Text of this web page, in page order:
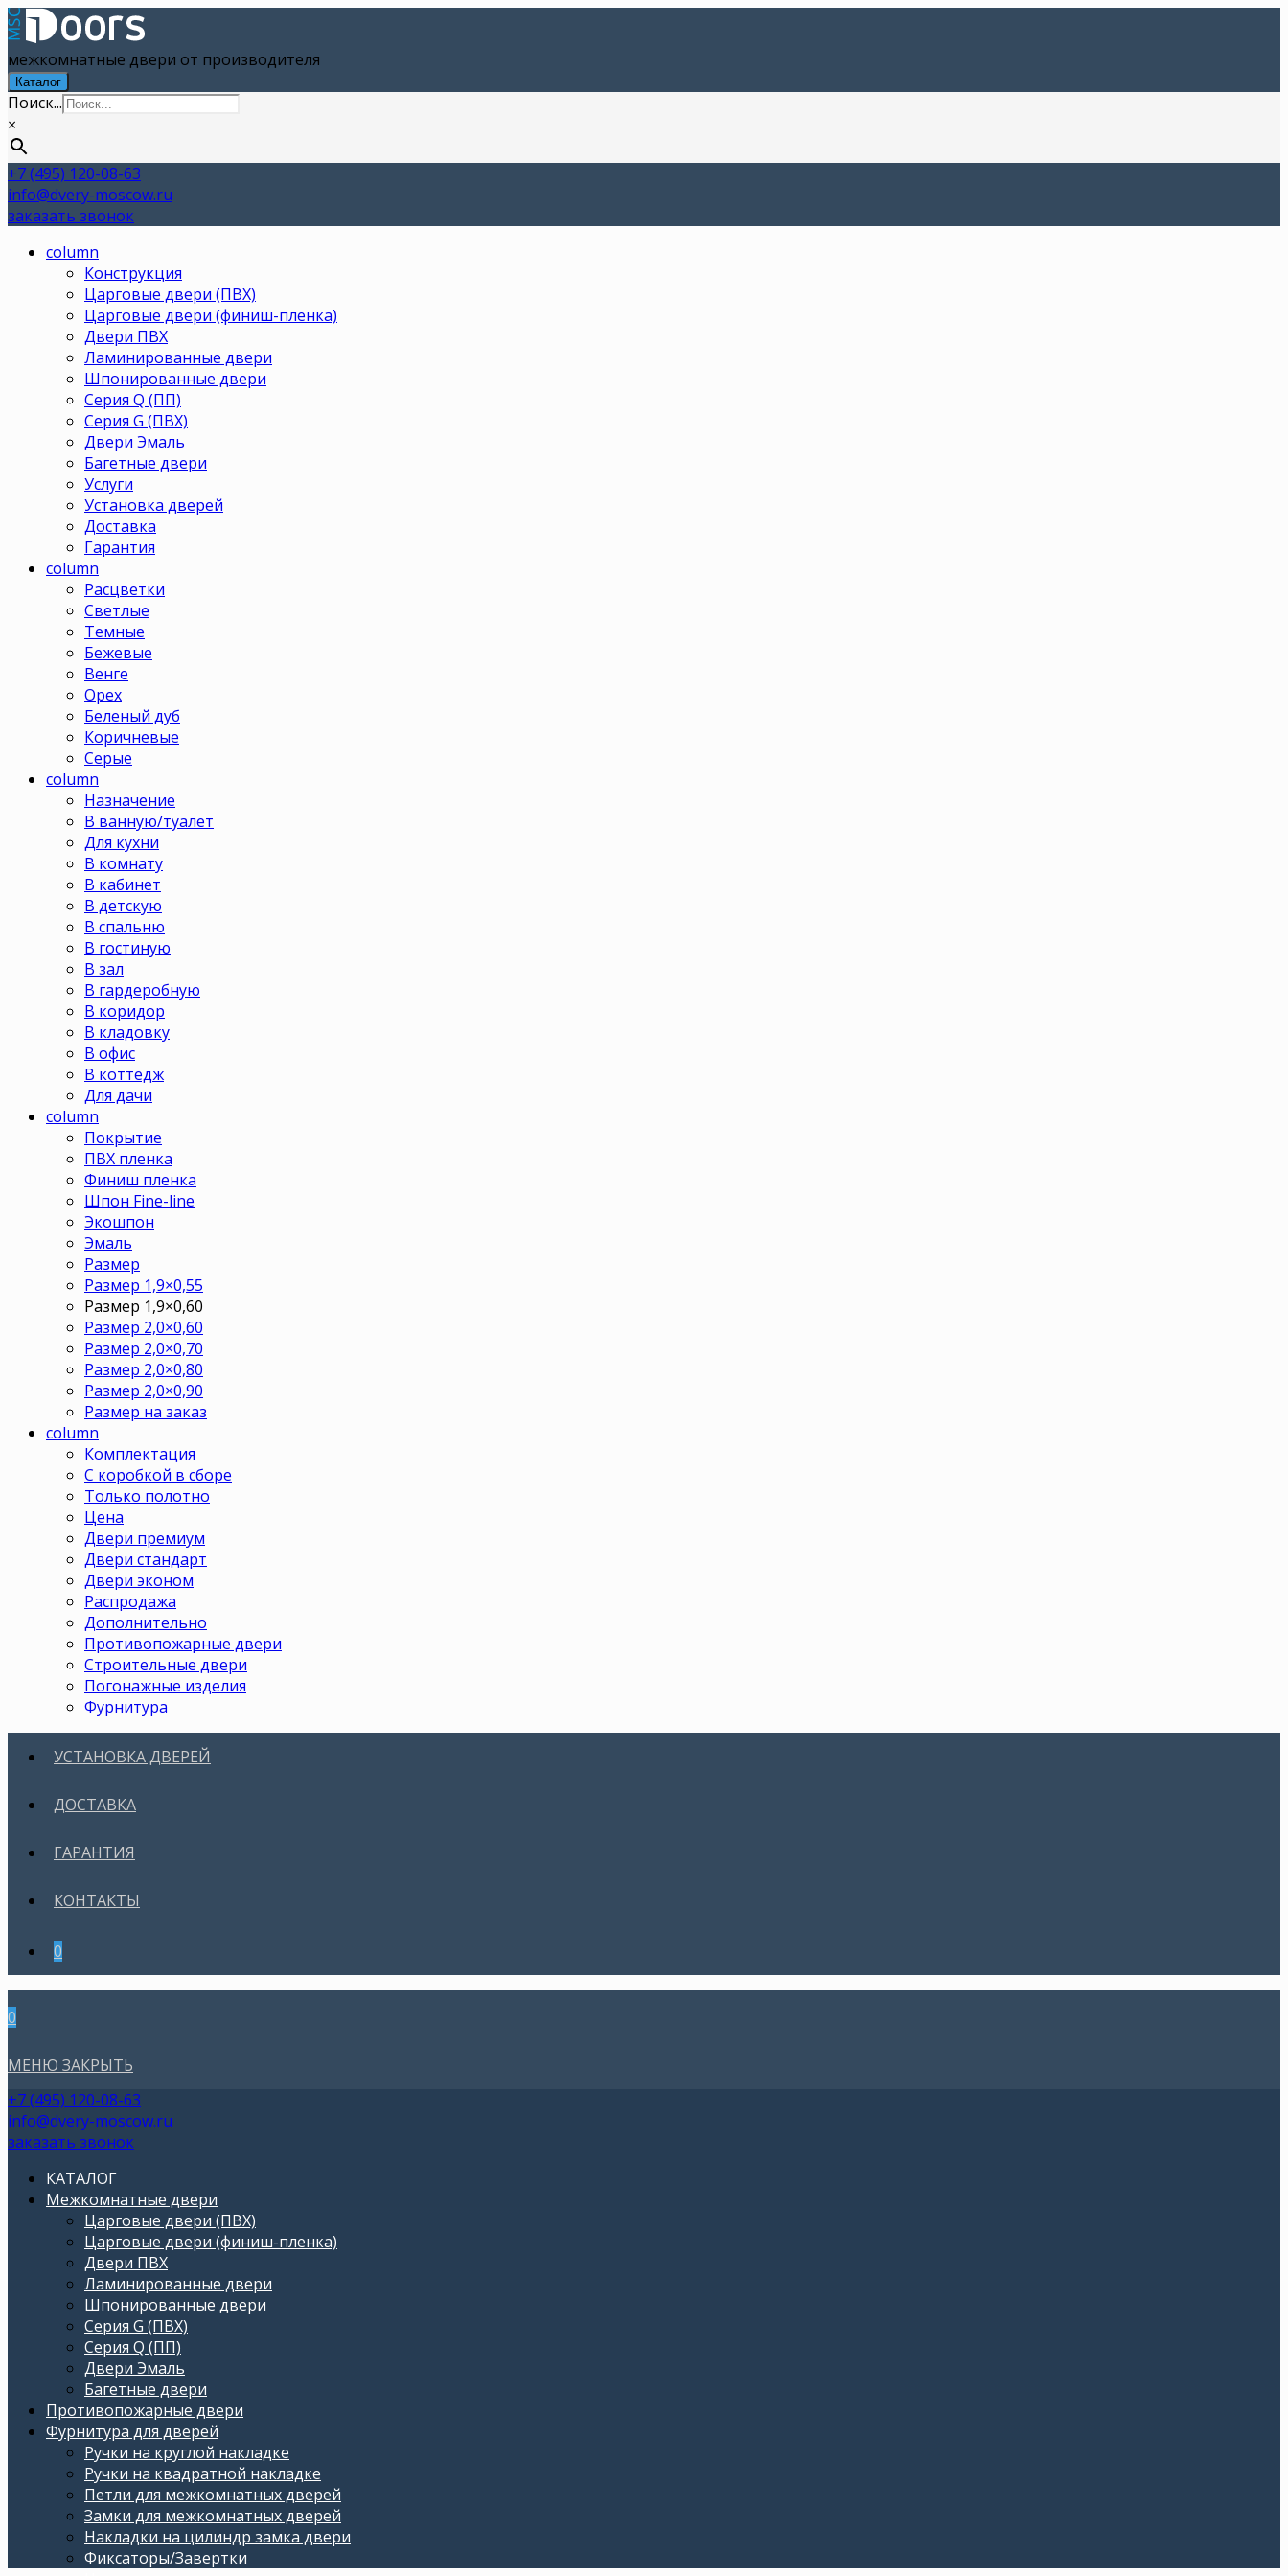
межкомнатные двери от производителя
Каталог
Поиск...
×
+7 (495) 120-08-63
info@dvery-moscow.ru
заказать звонок
column
Конструкция
Царговые двери (ПВХ)
Царговые двери (финиш-пленка)
Двери ПВХ
Ламинированные двери
Шпонированные двери
Серия Q (ПП)
Серия G (ПВХ)
Двери Эмаль
Багетные двери
Услуги
Установка дверей
Доставка
Гарантия
column
Расцветки
Светлые
Темные
Бежевые
Венге
Орех
Беленый дуб
Коричневые
Серые
column
Назначение
В ванную/туалет
Для кухни
В комнату
В кабинет
В детскую
В спальню
В гостиную
В зал
В гардеробную
В коридор
В кладовку
В офис
В коттедж
Для дачи
column
Покрытие
ПВХ пленка
Финиш пленка
Шпон Fine-line
Экошпон
Эмаль
Размер
Размер 1,9×0,55
Размер 1,9×0,60
Размер 2,0×0,60
Размер 2,0×0,70
Размер 2,0×0,80
Размер 2,0×0,90
Размер на заказ
column
Комплектация
С коробкой в сборе
Только полотно
Цена
Двери премиум
Двери стандарт
Двери эконом
Распродажа
Дополнительно
Противопожарные двери
Строительные двери
Погонажные изделия
Фурнитура
УСТАНОВКА ДВЕРЕЙ
ДОСТАВКА
ГАРАНТИЯ
КОНТАКТЫ
0
0
МЕНЮ ЗАКРЫТЬ
+7 (495) 120-08-63
info@dvery-moscow.ru
заказать звонок
КАТАЛОГ
Межкомнатные двери
Царговые двери (ПВХ)
Царговые двери (финиш-пленка)
Двери ПВХ
Ламинированные двери
Шпонированные двери
Серия G (ПВХ)
Серия Q (ПП)
Двери Эмаль
Багетные двери
Противопожарные двери
Фурнитура для дверей
Ручки на круглой накладке
Ручки на квадратной накладке
Петли для межкомнатных дверей
Замки для межкомнатных дверей
Накладки на цилиндр замка двери
Фиксаторы/Завертки